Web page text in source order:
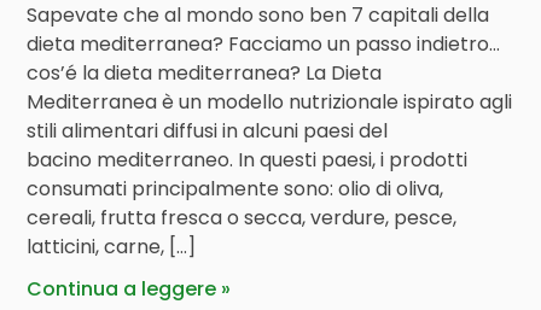
Sapevate che al mondo sono ben 7 capitali della
dieta mediterranea? Facciamo un passo indietro…
cos’é la dieta mediterranea? La Dieta
Mediterranea è un modello nutrizionale ispirato agli
stili alimentari diffusi in alcuni paesi del
bacino mediterraneo. In questi paesi, i prodotti
consumati principalmente sono: olio di oliva,
cereali, frutta fresca o secca, verdure, pesce,
latticini, carne, […]
Continua a leggere